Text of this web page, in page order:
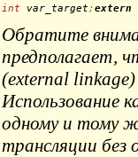
int var_target;extern
Обратите
предполагает,
(external
Использование
одному и тому
трансляции без